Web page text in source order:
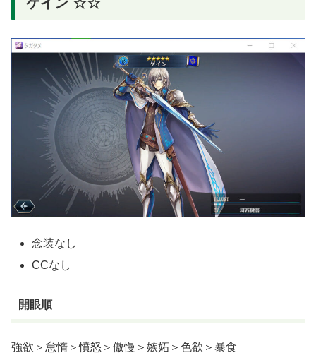
念装なし
CCなし
開眼順
強欲＞怠惰＞憤怒＞傲慢＞嫉妬＞色欲＞暴食